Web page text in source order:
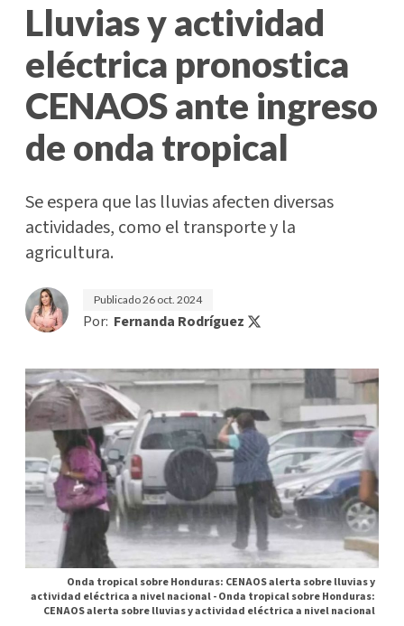
Lluvias y actividad
eléctrica pronostica
CENAOS ante ingreso
de onda tropical
Se espera que las lluvias afecten diversas
actividades, como el transporte y la
agricultura.
Publicado26 oct. 2024
Por: Fernanda Rodríguez
Onda tropical sobre Honduras: CENAOS alerta sobre lluvias y
actividad eléctrica a nivel nacional -Onda tropical sobre Honduras:
CENAOS alerta sobre lluvias y actividad eléctrica a nivel nacional